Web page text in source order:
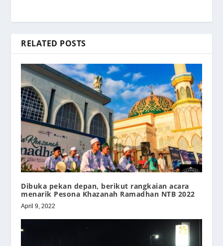
RELATED POSTS
Dibuka pekan depan, berikut rangkaian acara
menarik Pesona Khazanah Ramadhan NTB 2022
April 9, 2022